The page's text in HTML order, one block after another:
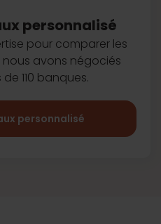
personnalisé
pour comparer les
nous avons négociés
de 110 banques.
personnalisé